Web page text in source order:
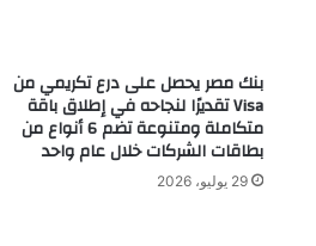
توقيع مذكرة تفاهم بين الهيئة العربية
للتصنيع وشركة كورية لإنتاج اسطوانات
أسعار الذهب فى مصر مساء اليوم
بنك مصر يحصل على درع تكريمي من
Visa تقديرًا لنجاحه في إطلاق باقة
متكاملة ومتنوعة تضم 6 أنواع من
بطاقات الشركات خلال عام واحد
29 يوليو، 2026